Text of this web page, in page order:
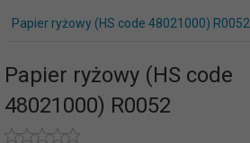
Papier ryżowy (HS code 48021000) R0052
Papier ryżowy (HS code
48021000) R0052